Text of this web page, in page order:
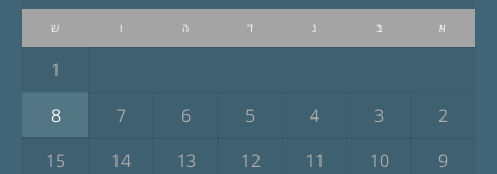
א ב ג ד ה ו ש
1
2
3
4
5
6
7
8
9
10
11
12
13
14
15